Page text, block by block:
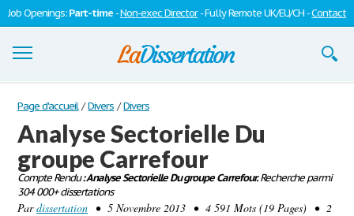
Job Openings:Part-time -Non-exec Director- Fully Remote UK/EU/CH -Contact
Dissertations
S'inscrire
Se connecter
Contactez-nous
Page d'accueil / Divers / Divers
Analyse Sectorielle Du
groupe Carrefour
Compte Rendu: Analyse Sectorielle Du groupe Carrefour.Recherche parmi
304 000+ dissertations
Pardissertation • 5 Novembre 2013 • 4 591 Mots (19 Pages) • 2